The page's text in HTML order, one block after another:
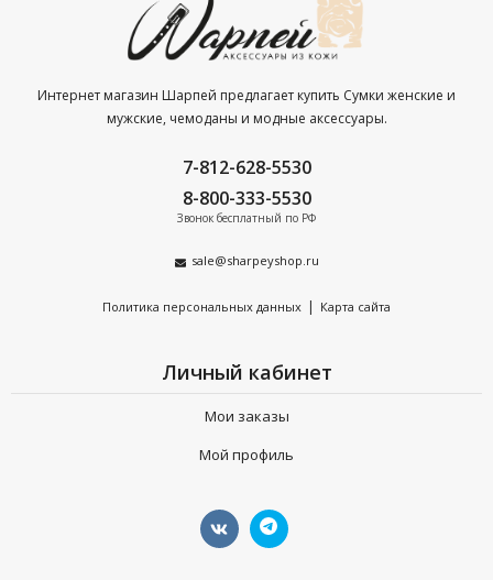
Интернет магазин Шарпей предлагает купить Сумки женские и
мужские, чемоданы и модные аксессуары.
7-812-628-5530
8-800-333-5530
Звонок бесплатный по РФ
sale@sharpeyshop.ru
Политика персональных данных | Карта сайта
Личный кабинет
Мои заказы
Мой профиль